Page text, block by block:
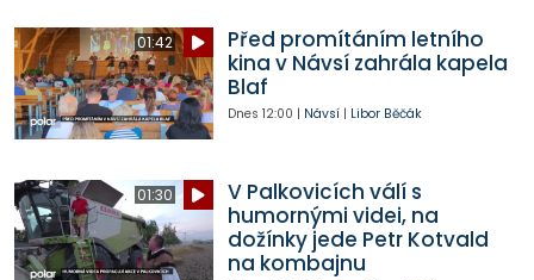
01:42
Před promítáním letního
kina v Návsí zahrála kapela
Blaf
Dnes 12:00 | Návsí| Libor Běčák
01:30
V Palkovicích válí s
humornými videi, na
dožínky jede Petr Kotvald
na kombajnu